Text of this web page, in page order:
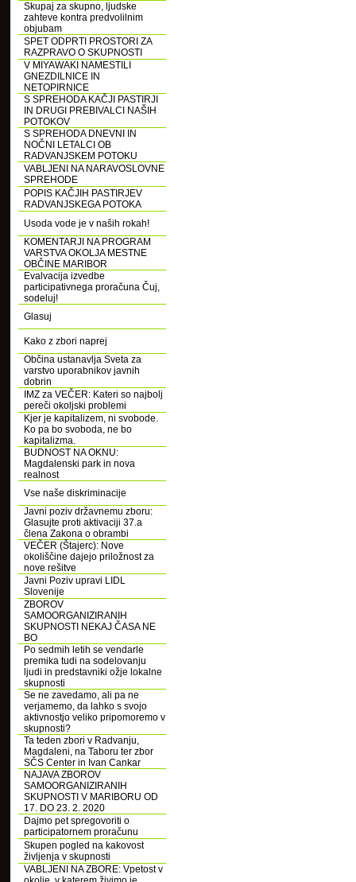
Skupaj za skupno, ljudske
zahteve kontra predvolilnim
objubam
SPET ODPRTI PROSTORI ZA
RAZPRAVO O SKUPNOSTI
V MIYAWAKI NAMESTILI
GNEZDILNICE IN
NETOPIRNICE
S SPREHODA KAČJI PASTIRJI
IN DRUGI PREBIVALCI NAŠIH
POTOKOV
S SPREHODA DNEVNI IN
NOČNI LETALCI OB
RADVANJSKEM POTOKU
VABLJENI NA NARAVOSLOVNE
SPREHODE
POPIS KAČJIH PASTIRJEV
RADVANJSKEGA POTOKA
Usoda vode je v naših rokah!
KOMENTARJI NA PROGRAM
VARSTVA OKOLJA MESTNE
OBČINE MARIBOR
Evalvacija izvedbe
participativnega proračuna Čuj,
sodeluj!
Glasuj
Kako z zbori naprej
Občina ustanavlja Sveta za
varstvo uporabnikov javnih
dobrin
IMZ za VEČER: Kateri so najbolj
pereči okoljski problemi
Kjer je kapitalizem, ni svobode.
Ko pa bo svoboda, ne bo
kapitalizma.
BUDNOST NA OKNU:
Magdalenski park in nova
realnost
Vse naše diskriminacije
Javni poziv državnemu zboru:
Glasujte proti aktivaciji 37.a
člena Zakona o obrambi
VEČER (Štajerc): Nove
okoliščine dajejo priložnost za
nove rešitve
Javni Poziv upravi LIDL
Slovenije
ZBOROV
SAMOORGANIZIRANIH
SKUPNOSTI NEKAJ ČASA NE
BO
Po sedmih letih se vendarle
premika tudi na sodelovanju
ljudi in predstavniki ožje lokalne
skupnosti
Se ne zavedamo, ali pa ne
verjamemo, da lahko s svojo
aktivnostjo veliko pripomoremo v
skupnosti?
Ta teden zbori v Radvanju,
Magdaleni, na Taboru ter zbor
SČS Center in Ivan Cankar
NAJAVA ZBOROV
SAMOORGANIZIRANIH
SKUPNOSTI V MARIBORU OD
17. DO 23. 2. 2020
Dajmo pet spregovoriti o
participatornem proračunu
Skupen pogled na kakovost
življenja v skupnosti
VABLJENI NA ZBORE: Vpetost v